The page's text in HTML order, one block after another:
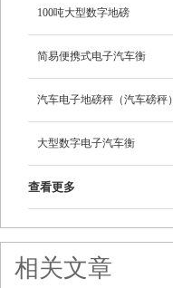
100吨大型数字地磅
简易便携式电子汽车衡
汽车电子地磅秤（汽车磅秤）
大型数字电子汽车衡
查看更多
相关文章